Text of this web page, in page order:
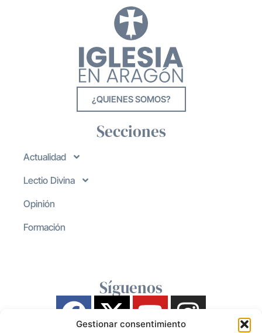
Gestionar consentimiento
¿QUIENES SOMOS?
Secciones
Actualidad
Lectio Divina
Opinión
Formación
Síguenos